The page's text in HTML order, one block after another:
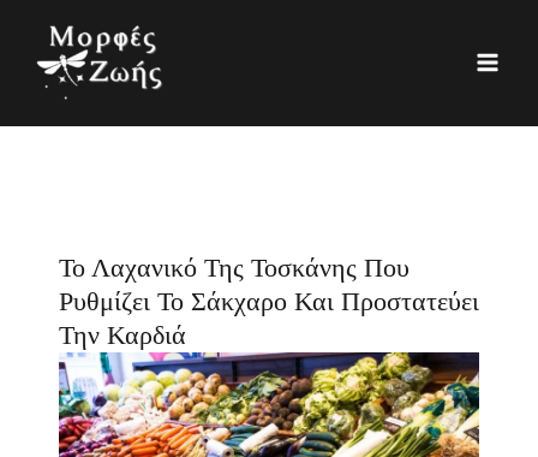
περιεχόμενο
Το Λαχανικό Της Τοσκάνης Που
Ρυθμίζει Το Σάκχαρο Και Προστατεύει
Την Καρδιά
α
η
σ
ο